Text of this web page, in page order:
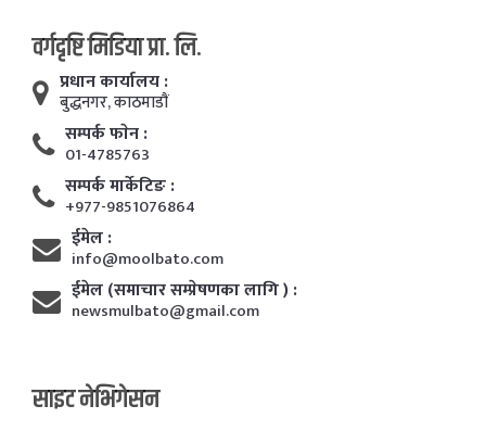
वर्गदृष्टि मिडिया प्रा. लि.
प्रधान कार्यालय :
बुद्धनगर, काठमाडाैं
सम्पर्क फाेन :
01-4785763
सम्पर्क मार्केटिङ :
+977-9851076864
ईमेल :
info@moolbato.com
ईमेल (समाचार सम्प्रेषणका लागि ) :
newsmulbato@gmail.com
साइट नेभिगेसन